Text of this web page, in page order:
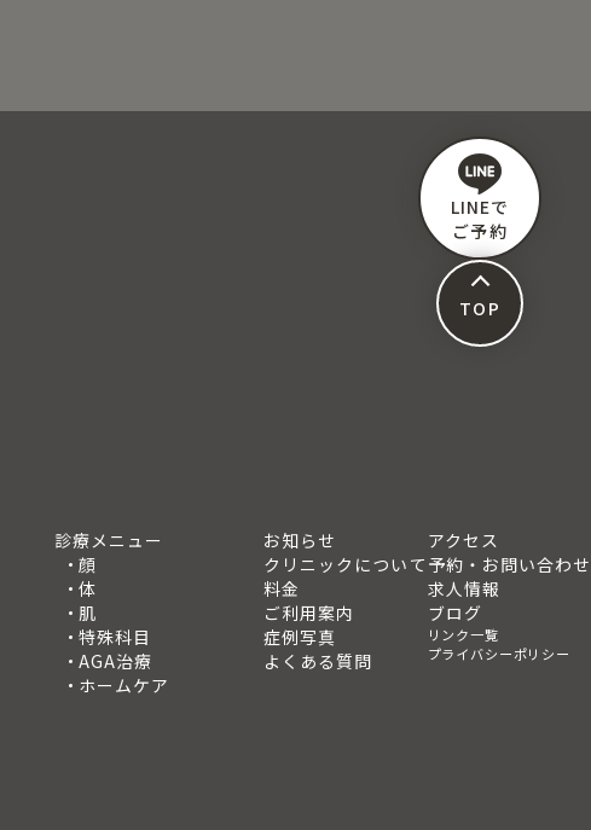
診療メニュー
顔
体
肌
特殊科目
AGA治療
ホームケア
お知らせ
クリニックについて
料金
ご利用案内
症例写真
よくある質問
アクセス
予約・お問い合わせ
求人情報
ブログ
リンク一覧
プライバシーポリシー
LINEで
ご予約
TOP